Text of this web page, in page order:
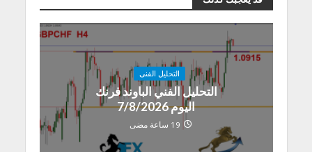
التحليل الفنى
التحليل الفني الباوند فرنك
اليوم 7/8/2026
19 ساعة مضى